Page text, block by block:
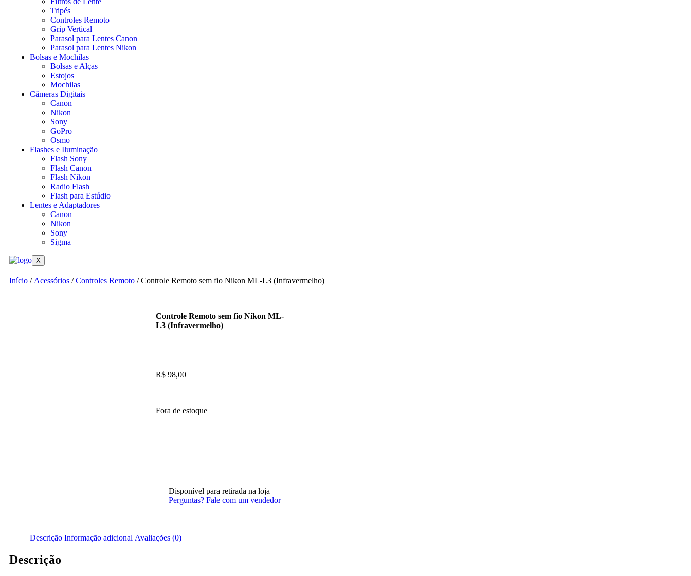
Tripés
Controles Remoto
Grip Vertical
Parasol para Lentes Canon
Parasol para Lentes Nikon
Bolsas e Mochilas
Bolsas e Alças
Estojos
Mochilas
Câmeras Digitais
Canon
Nikon
Sony
GoPro
Osmo
Flashes e Iluminação
Flash Sony
Flash Canon
Flash Nikon
Radio Flash
Flash para Estúdio
Lentes e Adaptadores
Canon
Nikon
Sony
Sigma
X
Início / Acessórios /Controles Remoto / Controle Remoto sem fio Nikon ML-L3 (Infravermelho)
Controle Remoto sem fio Nikon ML-
L3 (Infravermelho)
R$ 98,00
Fora de estoque
Disponível para retirada na loja
Perguntas? Fale com um vendedor
Descrição Informação adicional Avaliações (0)
Descrição